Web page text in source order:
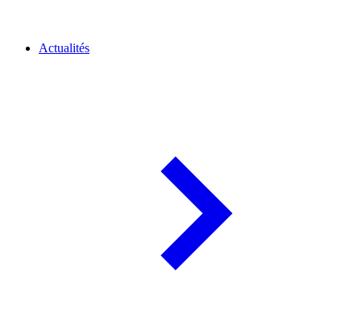
Actualités